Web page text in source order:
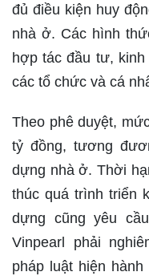
đủ điều kiện huy
nhà ở. Các hình
hợp tác đầu tư,
các tổ chức và cá
Theo phê duyệt,
tỷ đồng, tương
dựng nhà ở. Thời
thúc quá trình triển
dựng cũng yêu
Vinpearl phải
pháp luật hiện